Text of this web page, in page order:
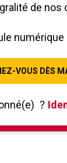
de nos
numérique
VOUS DÈS
?